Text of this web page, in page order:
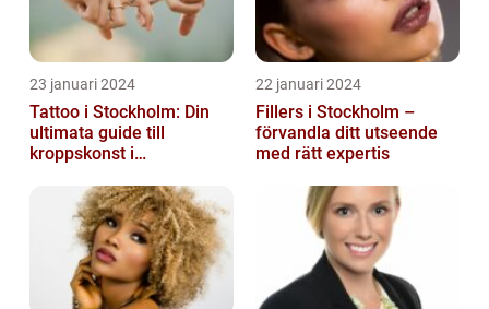
23 januari 2024
Tattoo i Stockholm: Din
ultimata guide till
kroppskonst i
22 januari 2024
Fillers i Stockholm –
förvandla ditt utseende
med rätt expertis